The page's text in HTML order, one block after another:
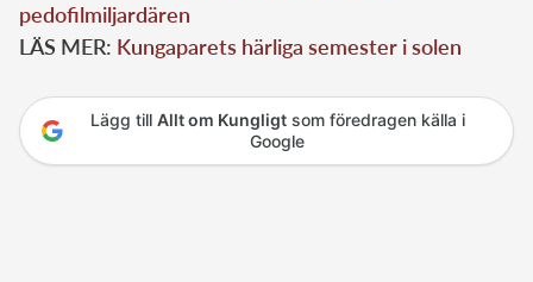
pedofilmiljardären
LÄS MER: Kungaparets härliga semester i solen
Lägg till Allt om Kungligtsom föredragen källa i
Google